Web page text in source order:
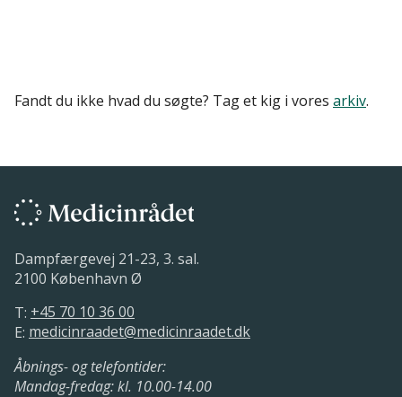
Fandt du ikke hvad du søgte? Tag et kig i vores arkiv.
Dampfærgevej 21-23, 3. sal.
2100 København Ø
T: +45 70 10 36 00
E: medicinraadet@medicinraadet.dk
Åbnings- og telefontider:
Mandag-fredag: kl. 10.00-14.00